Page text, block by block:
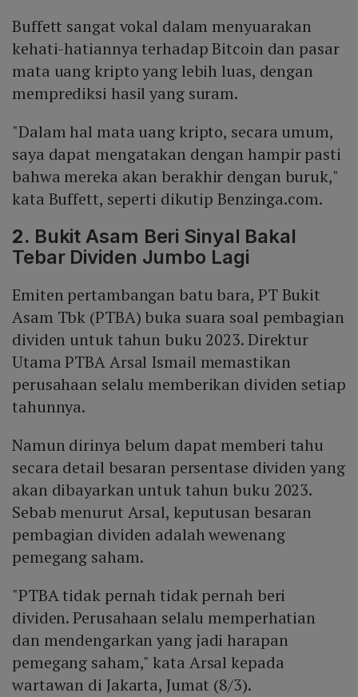
Buffett sangat vokal dalam menyuarakan
kehati-hatiannya terhadap Bitcoin dan pasar
mata uang kripto yang lebih luas, dengan
memprediksi hasil yang suram.
"Dalam hal mata uang kripto, secara umum,
saya dapat mengatakan dengan hampir pasti
bahwa mereka akan berakhir dengan buruk,"
kata Buffett, seperti dikutip Benzinga.com.
2. Bukit Asam Beri Sinyal Bakal
Tebar Dividen Jumbo Lagi
Emiten pertambangan batu bara, PT Bukit
Asam Tbk (PTBA) buka suara soal pembagian
dividen untuk tahun buku 2023. Direktur
Utama PTBA Arsal Ismail memastikan
perusahaan selalu memberikan dividen setiap
tahunnya.
Namun dirinya belum dapat memberi tahu
secara detail besaran persentase dividen yang
akan dibayarkan untuk tahun buku 2023.
Sebab menurut Arsal, keputusan besaran
pembagian dividen adalah wewenang
pemegang saham.
"PTBA tidak pernah tidak pernah beri
dividen. Perusahaan selalu memperhatian
dan mendengarkan yang jadi harapan
pemegang saham," kata Arsal kepada
wartawan di Jakarta, Jumat (8/3).